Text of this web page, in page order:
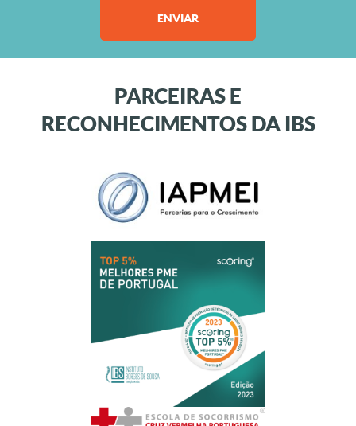
PARCEIRAS E
RECONHECIMENTOS DA IBS